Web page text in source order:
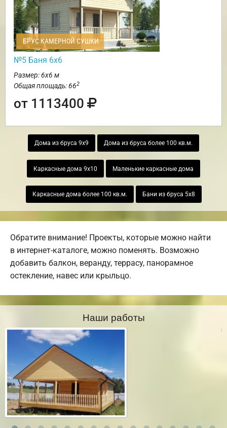
БРУС КАМЕРНОЙ СУШКИ
№5 Баня 6х6
Размер: 6х6 м
Общая площадь: 662
от 1113400
Дома из бруса 9х9 Дома из бруса более 100 кв.м.
Каркасные дома 9х10 Маленькие каркасные дома
Каркасные дома более 100 кв.м. Бани из бруса 5х8
Обратите внимание! Проекты, которые можно найти
в интернет-каталоге, можно поменять. Возможно
добавить балкон, веранду, террасу, панорамное
остекление, навес или крыльцо.
Наши работы